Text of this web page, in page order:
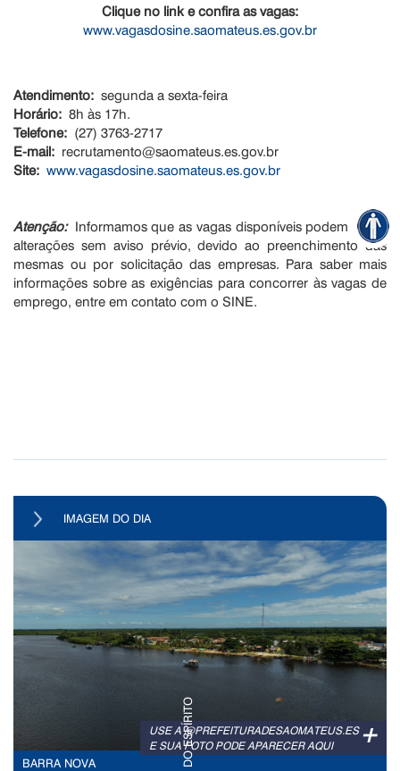
Clique no link e confira as vagas:
www.vagasdosine.saomateus.es.gov.br
Atendimento: segunda a sexta-feira
Horário: 8h às 17h.
Telefone: (27) 3763-2717
E-mail: recrutamento@saomateus.es.gov.br
Site: www.vagasdosine.saomateus.es.gov.br
Atenção: Informamos que as vagas disponíveis podem sofrer
alterações sem aviso prévio, devido ao preenchimento das
mesmas ou por solicitação das empresas. Para saber mais
informações sobre as exigências para concorrer às vagas de
emprego, entre em contato com o SINE.
IMAGEM DO DIA
+
USE A @PREFEITURADESAOMATEUS.ES
E SUA FOTO PODE APARECER AQUI
BARRA NOVA